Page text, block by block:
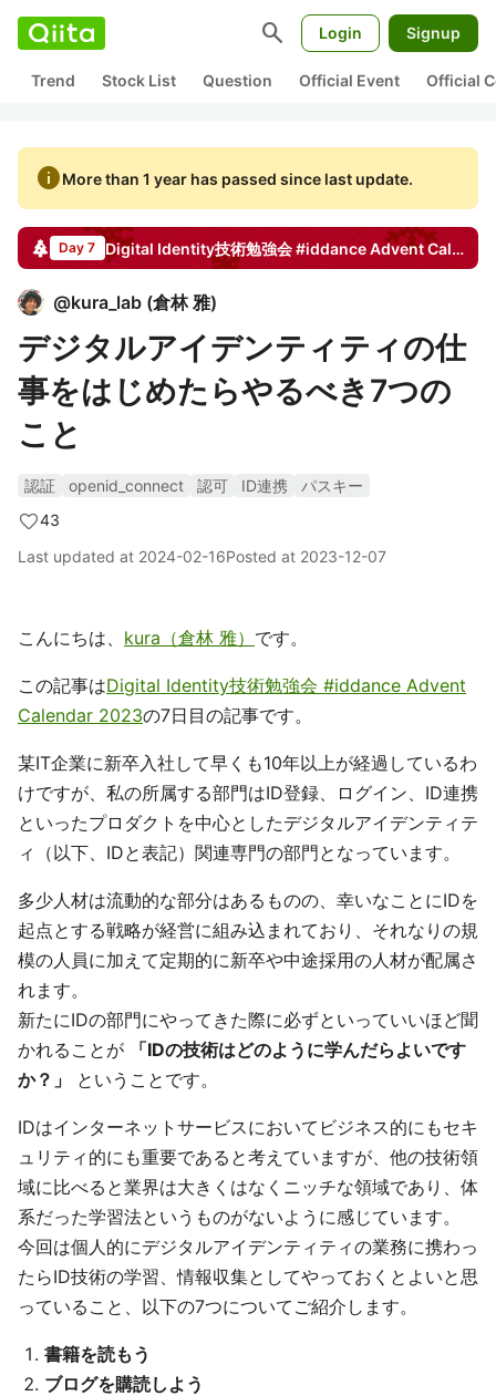
search Login Signup
Trend Stock List Question Official Event Official
infoMore than 1 year has passed since last update.
Day 7 Digital Identity技術勉強会 #iddanceAdvent Calendar
@kura_lab (倉林 雅)
デジタルアイデンティティの仕
事をはじめたらやるべき7つの
こと
認証 openid_connect 認可 ID連携
パスキー
43
Last updated at 2024-02-16Posted at 2023-12-07
こんにちは、 kura（倉林 雅） です。
この記事はDigital Identity技術勉強会 #iddance Advent
Calendar 2023の7日目の記事です。
某IT企業に新卒入社して早くも10年以上が経過しているわ
けですが、私の所属する部門はID登録、ログイン、ID連携
といったプロダクトを中心としたデジタルアイデンティテ
ィ（以下、IDと表記）関連専門の部門となっています。
多少人材は流動的な部分はあるものの、幸いなことにIDを
起点とする戦略が経営に組み込まれており、それなりの規
模の人員に加えて定期的に新卒や中途採用の人材が配属さ
れます。
新たにIDの部門にやってきた際に必ずといっていいほど聞
かれることが
「IDの技術はどのように学んだらよいです
か？」
ということです。
IDはインターネットサービスにおいてビジネス的にもセキ
ュリティ的にも重要であると考えていますが、他の技術領
域に比べると業界は大きくはなくニッチな領域であり、体
系だった学習法というものがないように感じています。
今回は個人的にデジタルアイデンティティの業務に携わっ
たらID技術の学習、情報収集としてやっておくとよいと思
っていること、以下の7つについてご紹介します。
書籍を読もう
ブログを購読しよう